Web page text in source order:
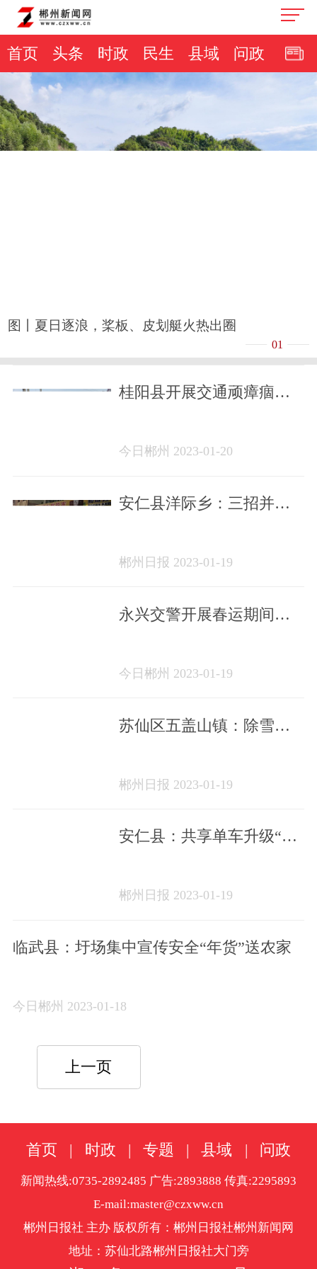
首页 头条 时政 民生 县域 问政
图丨夏日逐浪，桨板、皮划艇火热出圈
01
桂阳县开展交通顽瘴痼疾
今日郴州 2023-01-20
安仁县洋际乡：三招并举
郴州日报 2023-01-19
永兴交警开展春运期间夜
今日郴州 2023-01-19
苏仙区五盖山镇：除雪保
郴州日报 2023-01-19
安仁县：共享单车升级“上
郴州日报 2023-01-19
临武县：圩场集中宣传安全“年货”送农家
今日郴州 2023-01-18
上一页
首页 | 时政 | 专题 | 县域 | 问政
新闻热线:0735-2892485 广告:2893888 传真:2295893
E-mail:master@czxww.cn
郴州日报社 主办 版权所有：郴州日报社郴州新闻网
地址：苏仙北路郴州日报社大门旁